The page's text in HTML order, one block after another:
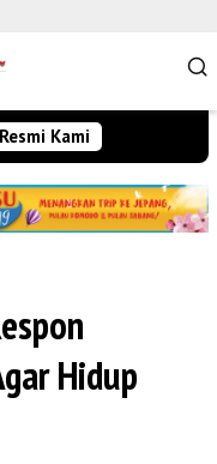
Kami
Hidup